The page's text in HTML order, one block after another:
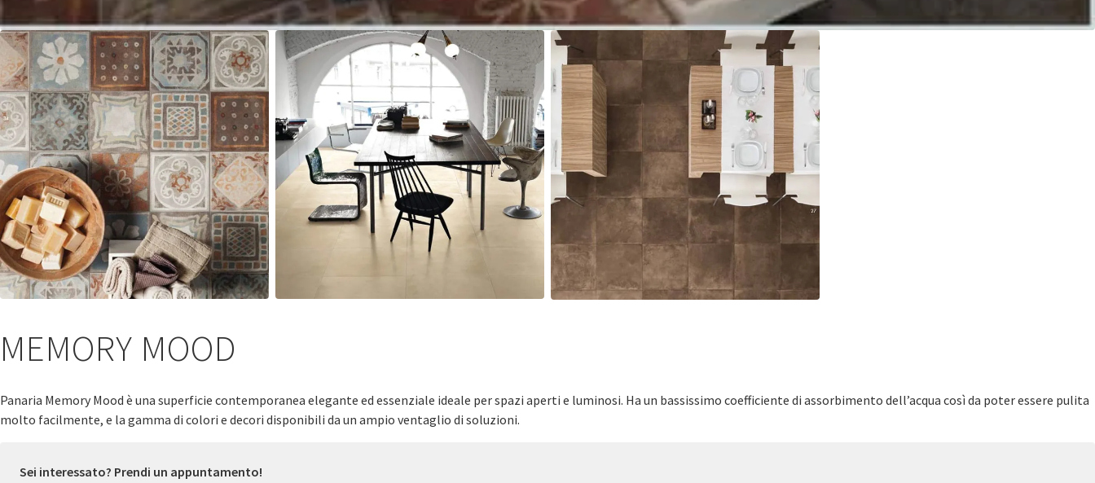
MEMORY MOOD
Panaria Memory Mood è una superficie contemporanea elegante ed essenziale ideale per spazi aperti e luminosi. Ha un bassissimo coefficiente di assorbimento dell’acqua così da poter essere pulita
molto facilmente, e la gamma di colori e decori disponibili da un ampio ventaglio di soluzioni.
Sei interessato? Prendi un appuntamento!